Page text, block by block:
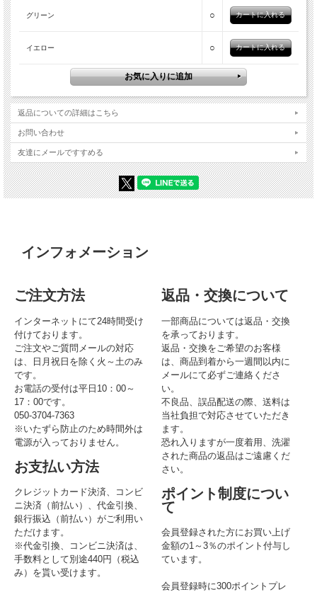
グリーン ○
イエロー ○
返品についての詳細はこちら
お問い合わせ
友達にメールですすめる
インフォメーション
ご注文方法
インターネットにて24時間受け
付けております。
ご注文やご質問メールの対応
は、日月祝日を除く火～土のみ
です。
お電話の受付は平日10：00～
17：00です。
050-3704-7363
※いたずら防止のため時間外は
電源が入っておりません。
お支払い方法
クレジットカード決済、コンビ
ニ決済（前払い）、代金引換、
銀行振込（前払い）がご利用い
ただけます。
※代金引換、コンビニ決済は、
手数料として別途440円（税込
み）を貰い受けます。
返品・交換について
一部商品については返品・交換
を承っております。
返品・交換をご希望のお客様
は、商品到着から一週間以内に
メールにて必ずご連絡くださ
い。
不良品、誤品配送の際、送料は
当社負担で対応させていただき
ます。
恐れ入りますが一度着用、洗濯
された商品の返品はご遠慮くだ
さい。
ポイント制度につい
て
会員登録された方にお買い上げ
金額の1～3％のポイント付与し
ています。
会員登録時に300ポイントプレ